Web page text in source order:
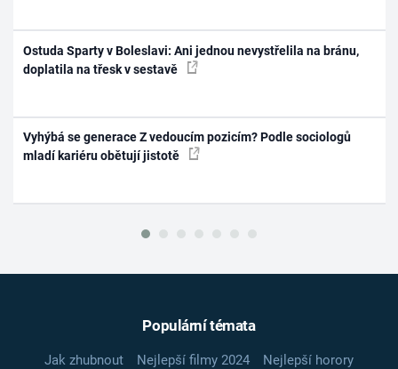
Ostuda Sparty v Boleslavi: Ani jednou nevystřelila na bránu,
doplatila na třesk v sestavě
Vyhýbá se generace Z vedoucím pozicím? Podle sociologů
mladí kariéru obětují jistotě
Populární témata
Jak zhubnout Nejlepší filmy 2024
Nejlepší horory